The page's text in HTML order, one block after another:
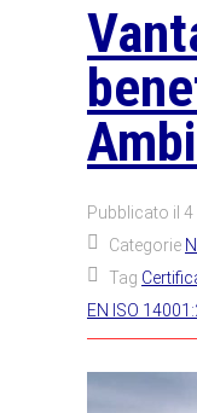
Pubblicato il 4
Categorie
Tag
EN ISO